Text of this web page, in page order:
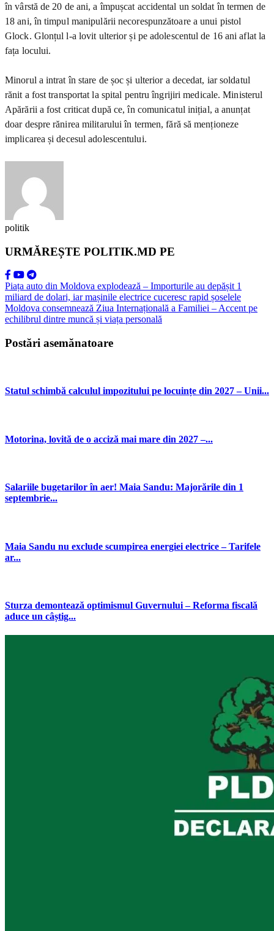
în vârstă de 20 de ani, a împușcat accidental un soldat în termen de
18 ani, în timpul manipulării necorespunzătoare a unui pistol
Glock. Glonțul l-a lovit ulterior și pe adolescentul de 16 ani aflat la
fața locului.
Minorul a intrat în stare de șoc și ulterior a decedat, iar soldatul
rănit a fost transportat la spital pentru îngrijiri medicale. Ministerul
Apărării a fost criticat după ce, în comunicatul inițial, a anunțat
doar despre rănirea militarului în termen, fără să menționeze
implicarea și decesul adolescentului.
politik
URMĂREȘTE POLITIK.MD PE
Piața auto din Moldova explodează – Importurile au depășit 1
miliard de dolari, iar mașinile electrice cuceresc rapid șoselele
Moldova consemnează Ziua Internațională a Familiei – Accent pe
echilibrul dintre muncă și viața personală
Postări asemănatoare
Statul schimbă calculul impozitului pe locuințe din 2027 – Unii...
Motorina, lovită de o acciză mai mare din 2027 –...
Salariile bugetarilor în aer! Maia Sandu: Majorările din 1
septembrie...
Maia Sandu nu exclude scumpirea energiei electrice – Tarifele
ar...
Sturza demontează optimismul Guvernului – Reforma fiscală
aduce un câștig...